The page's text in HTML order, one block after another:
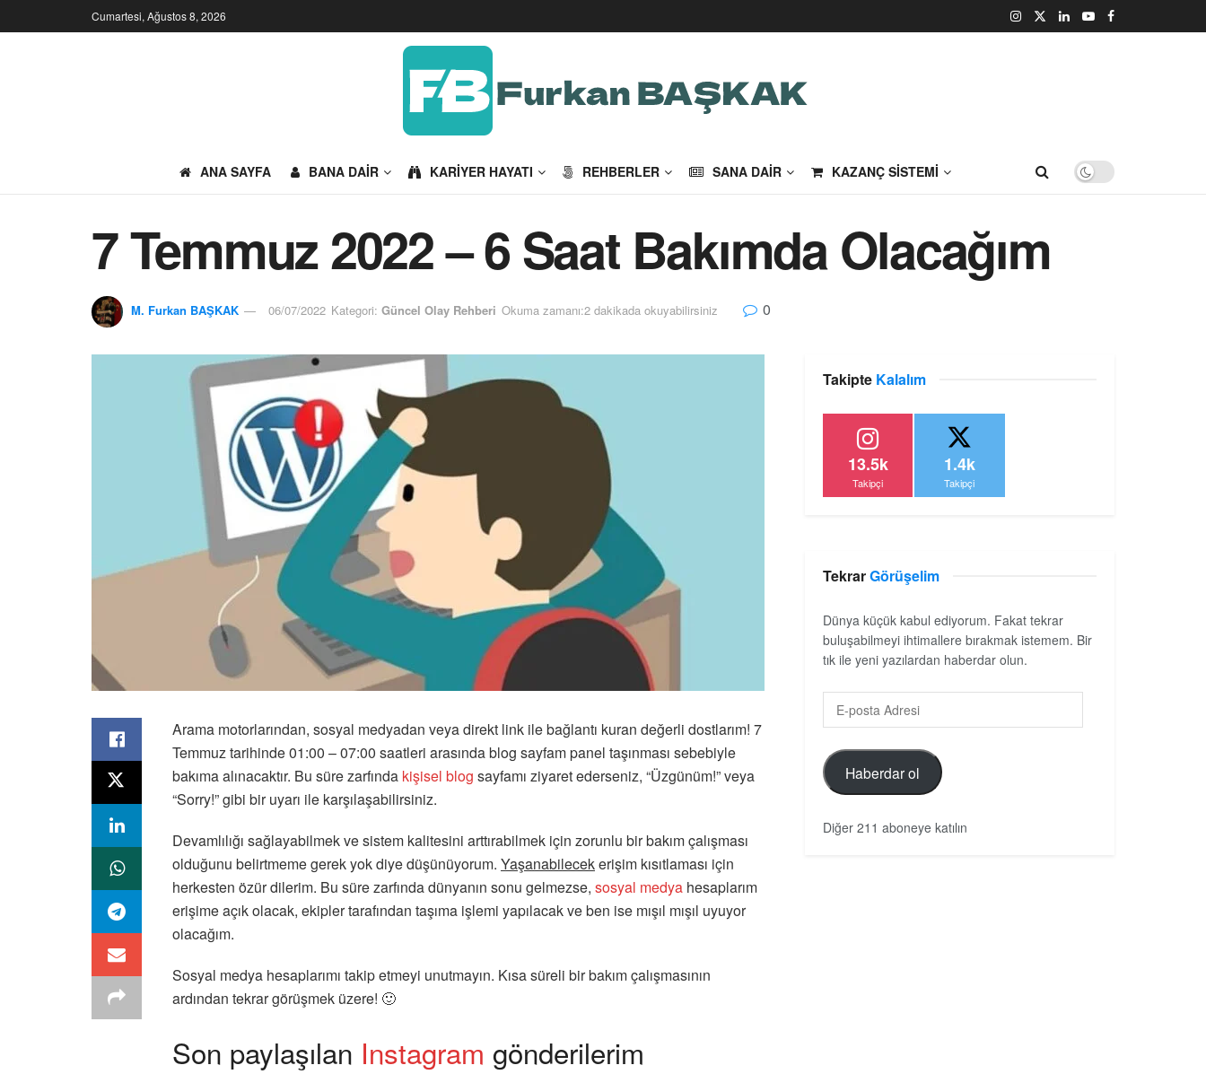
Cumartesi, Ağustos 8, 2026
ANA SAYFA BANA DAIR KARIYER HAYATI REHBERLER SANA DAIR KAZANÇ SISTEMI
7 Temmuz 2022 – 6 Saat Bakımda Olacağım
M. Furkan BAŞKAK 06/07/2022 Kategori: Güncel Olay Rehberi Okuma zamanı:2 dakikada okuyabilirsiniz 0
Arama motorlarından, sosyal medyadan veya direkt link ile bağlantı kuran değerli dostlarım! 7
Temmuz tarihinde 01:00 – 07:00 saatleri arasında blog sayfam panel taşınması sebebiyle
bakıma alınacaktır. Bu süre zarfında kişisel blog sayfamı ziyaret ederseniz, “Üzgünüm!” veya
“Sorry!” gibi bir uyarı ile karşılaşabilirsiniz.
Devamlılığı sağlayabilmek ve sistem kalitesini arttırabilmek için zorunlu bir bakım çalışması
olduğunu belirtmeme gerek yok diye düşünüyorum. Yaşanabilecekerişim kısıtlaması için
herkesten özür dilerim. Bu süre zarfında dünyanın sonu gelmezse, sosyal medya hesaplarım
erişime açık olacak, ekipler tarafından taşıma işlemi yapılacak ve ben ise mışıl mışıl uyuyor
olacağım.
Sosyal medya hesaplarımı takip etmeyi unutmayın. Kısa süreli bir bakım çalışmasının
ardından tekrar görüşmek üzere! 🙂
Son paylaşılan Instagram gönderilerim
Takipte Kalalım
13.5k
Takipçi
1.4k
Takipçi
TekrarGörüşelim
Dünya küçük kabul ediyorum. Fakat tekrar
buluşabilmeyi ihtimallere bırakmak istemem. Bir
tık ile yeni yazılardan haberdar olun.
Haberdar ol
Diğer 211 aboneye katılın